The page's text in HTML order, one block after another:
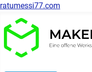
ratumessi77.com